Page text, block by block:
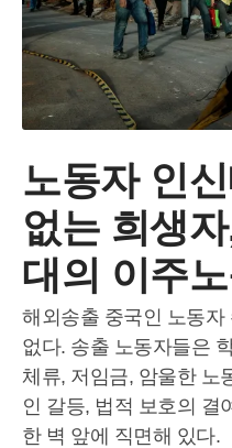
노동자 인
없는 희생
대의 이주
해외송출 중국인 노동
없다. 송출 노동자들은
체류, 저임금, 암울한 노
인 갈등, 법적 보호의 결
한 벽 앞에 직면해 있다.